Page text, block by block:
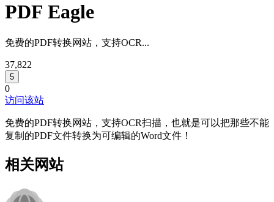
PDF Eagle
免费的PDF转换网站，支持OCR...
37,822
5
0
访问该站
免费的PDF转换网站，支持OCR扫描，也就是可以把那些不能
复制的PDF文件转换为可编辑的Word文件！
相关网站